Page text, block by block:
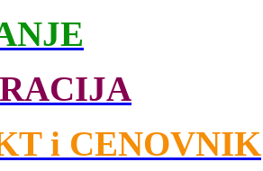
i CENOVNIK